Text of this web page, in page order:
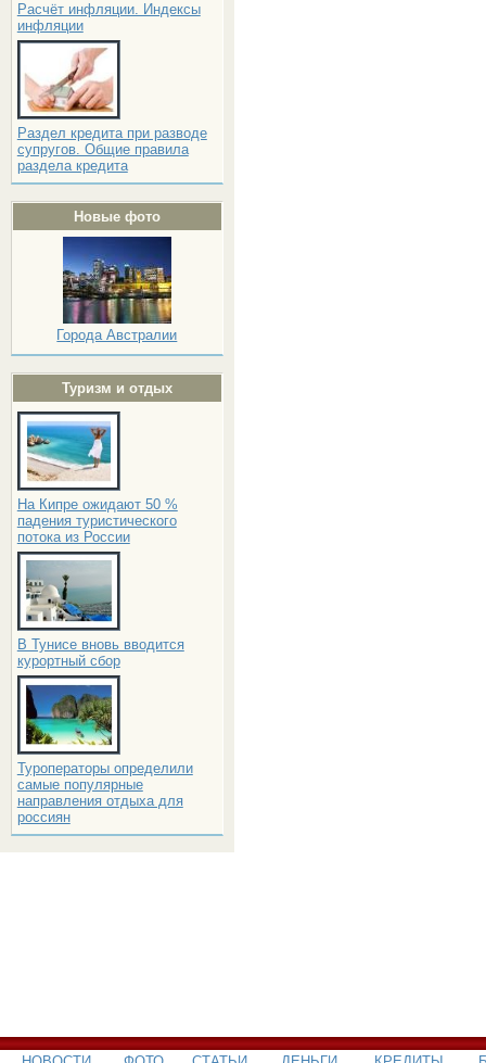
Расчёт инфляции. Индексы
инфляции
Раздел кредита при разводе
супругов. Общие правила
раздела кредита
Новые фото
Города Австралии
Туризм и отдых
На Кипре ожидают 50 %
падения туристического
потока из России
В Тунисе вновь вводится
курортный сбор
Туроператоры определили
самые популярные
направления отдыха для
россиян